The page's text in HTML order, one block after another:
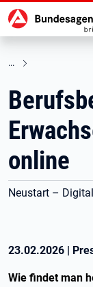
zu den
online
Neustart –
23.02.2026 |
Wie findet man